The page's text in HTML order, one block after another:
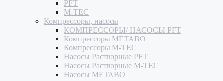
PFT
M-TEC
Компрессоры, насосы
КОМПРЕССОРЫ/ НАСОСЫ PFT
Компрессоры METABO
Компрессоры M-TEC
Насосы Растворные PFT
Насосы Растворные M-TEC
Насосы METABO